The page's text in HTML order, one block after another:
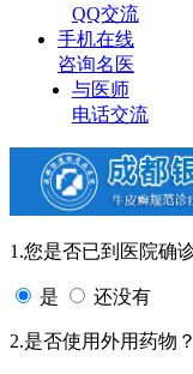
QQ交流
手机在线
咨询名医
与医师
电话交流
1.您是否已到医院确
是 还没有
2.是否使用外用药物？